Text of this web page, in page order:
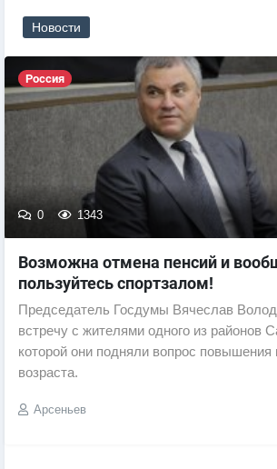
Новости
Россия
0 1343
Возможна отмена пенсий и
пользуйтесь спортзалом!
Председатель Госдумы Вячеслав
встречу с жителями одного из районов
которой они подняли вопрос повышения
возраста.
Арсеньев